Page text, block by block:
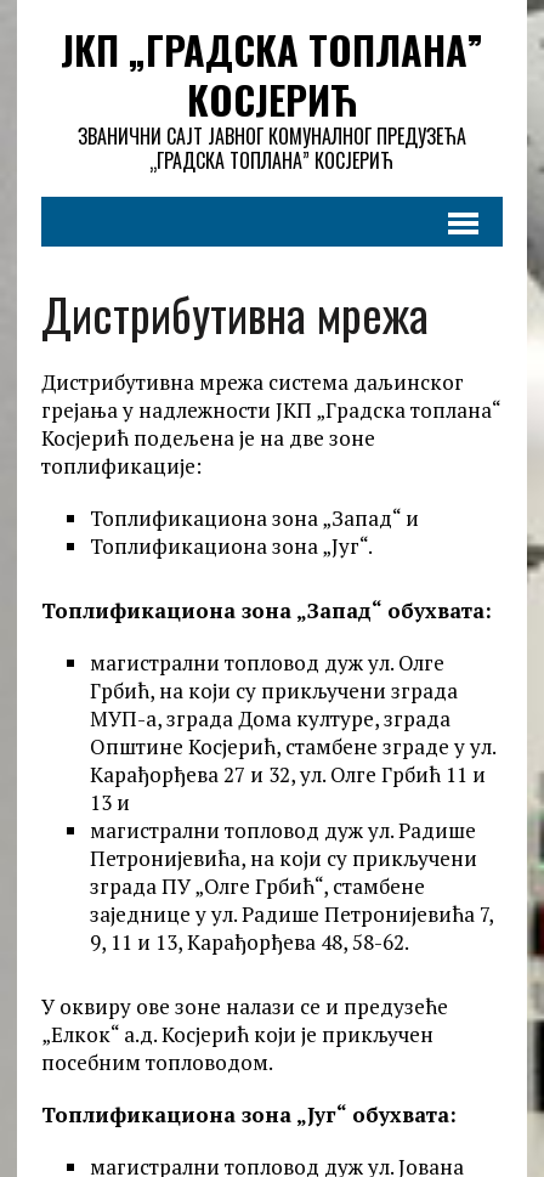
ЈКП „ГРАДСКА ТОПЛАНА”
КОСЈЕРИЋ
ЗВАНИЧНИ САЈТ ЈАВНОГ КОМУНАЛНОГ ПРЕДУЗЕЋА
„ГРАДСКА ТОПЛАНА” КОСЈЕРИЋ
Дистрибутивна мрежа
Дистрибутивна мрежа система даљинског
грејања у надлежности ЈКП „Градска топлана“
Косјерић подељена је на две зоне
топлификације:
Топлификациона зона „Запад“ и
Топлификациона зона „Југ“.
Топлификациона зона „Запад“ обухвата:
магистрални топловод дуж ул. Олге
Грбић, на који су прикључени зграда
МУП-а, зграда Дома културе, зграда
Општине Косјерић, стамбене зграде у ул.
Карађорђева 27 и 32, ул. Олге Грбић 11 и
13 и
магистрални топловод дуж ул. Радише
Петронијевића, на који су прикључени
зграда ПУ „Олге Грбић“, стамбене
заједнице у ул. Радише Петронијевића 7,
9, 11 и 13, Карађорђева 48, 58-62.
У оквиру ове зоне налази се и предузеће
„Елкок“ а.д. Косјерић који је прикључен
посебним топловодом.
Топлификациона зона „Југ“ обухвата:
магистрални топловод дуж ул. Јована